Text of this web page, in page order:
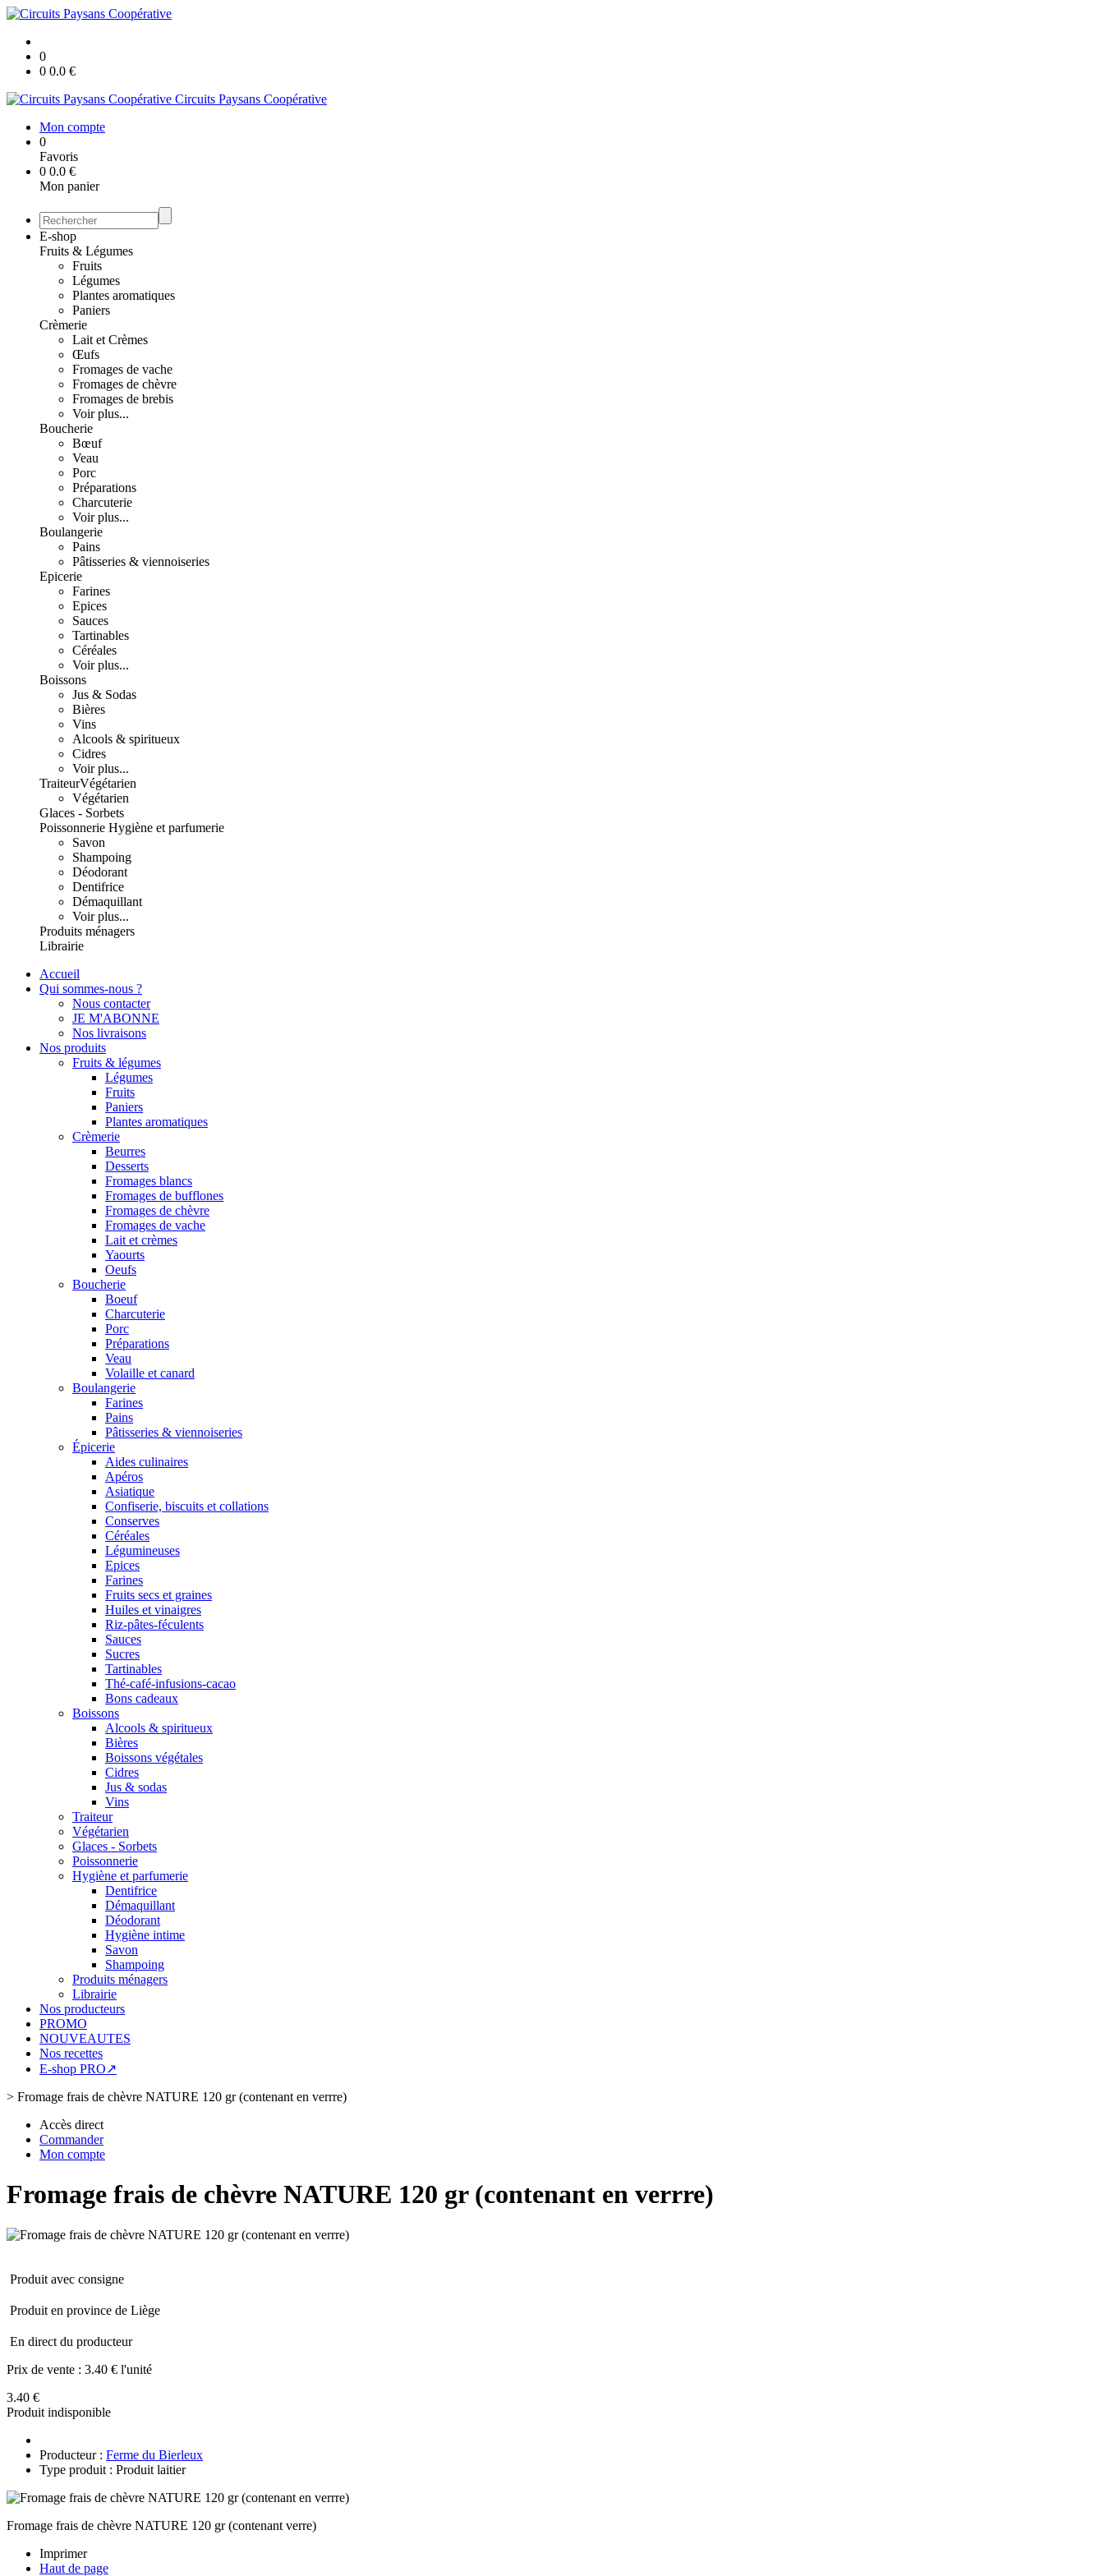
0
0 0.0 €
Circuits Paysans Coopérative
Mon compte
0
Favoris
0 0.0 €
Mon panier
E-shop
Fruits & Légumes
Fruits
Légumes
Plantes aromatiques
Paniers
Crèmerie
Lait et Crèmes
Œufs
Fromages de vache
Fromages de chèvre
Fromages de brebis
Voir plus...
Boucherie
Bœuf
Veau
Porc
Préparations
Charcuterie
Voir plus...
Boulangerie
Pains
Pâtisseries & viennoiseries
Epicerie
Farines
Epices
Sauces
Tartinables
Céréales
Voir plus...
Boissons
Jus & Sodas
Bières
Vins
Alcools & spiritueux
Cidres
Voir plus...
TraiteurVégétarien
Végétarien
Glaces - Sorbets
Poissonnerie Hygiène et parfumerie
Savon
Shampoing
Déodorant
Dentifrice
Démaquillant
Voir plus...
Produits ménagers
Librairie
Accueil
Qui sommes-nous ?
Nous contacter
JE M'ABONNE
Nos livraisons
Nos produits
Fruits & légumes
Légumes
Fruits
Paniers
Plantes aromatiques
Crèmerie
Beurres
Desserts
Fromages blancs
Fromages de bufflones
Fromages de chèvre
Fromages de vache
Lait et crèmes
Yaourts
Oeufs
Boucherie
Boeuf
Charcuterie
Porc
Préparations
Veau
Volaille et canard
Boulangerie
Farines
Pains
Pâtisseries & viennoiseries
Épicerie
Aides culinaires
Apéros
Asiatique
Confiserie, biscuits et collations
Conserves
Céréales
Légumineuses
Epices
Farines
Fruits secs et graines
Huiles et vinaigres
Riz-pâtes-féculents
Sauces
Sucres
Tartinables
Thé-café-infusions-cacao
Bons cadeaux
Boissons
Alcools & spiritueux
Bières
Boissons végétales
Cidres
Jus & sodas
Vins
Traiteur
Végétarien
Glaces - Sorbets
Poissonnerie
Hygiène et parfumerie
Dentifrice
Démaquillant
Déodorant
Hygiène intime
Savon
Shampoing
Produits ménagers
Librairie
Nos producteurs
PROMO
NOUVEAUTES
Nos recettes
E-shop PRO↗
> Fromage frais de chèvre NATURE 120 gr (contenant en verrre)
Accès direct
Commander
Mon compte
Fromage frais de chèvre NATURE 120 gr (contenant en verrre)
Produit avec consigne
Produit en province de Liège
En direct du producteur
Prix de vente : 3.40 € l'unité
3.40 €
Produit indisponible
Producteur : Ferme du Bierleux
Type produit : Produit laitier
Fromage frais de chèvre NATURE 120 gr (contenant verre)
Imprimer
Haut de page